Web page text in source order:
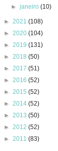
►janeiro(10)
► 2021 (108)
► 2020 (104)
► 2019 (131)
► 2018 (50)
► 2017 (51)
► 2016 (52)
► 2015 (52)
► 2014 (52)
► 2013 (50)
► 2012 (52)
► 2011 (83)